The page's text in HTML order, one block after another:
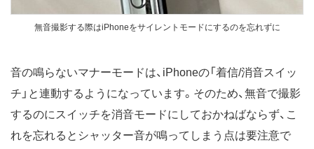
無音撮影する際はiPhoneをサイレントモードにするのを忘れずに
音の鳴らないマナーモードは、iPhoneの「着信/消音スイッ
チ」と連動するようになっています。そのため、無音で撮影
するのにスイッチを消音モードにしておかねばならず、こ
れを忘れるとシャッター音が鳴ってしまう点は要注意で